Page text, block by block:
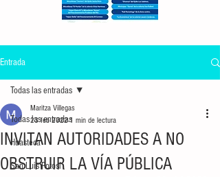
Entrada
Todas las entradas
Huasteca
San Luis Potosí
Todas las entradas
INVITAN AUTORIDADES A NO
OBSTRUIR LA VÍA PÚBLICA
Maritza Villegas
23 feb 20221 min de lectura